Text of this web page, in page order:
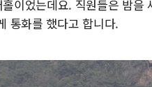
이었는데요. 직원들은 밤을
통화를 했다고 합니다.